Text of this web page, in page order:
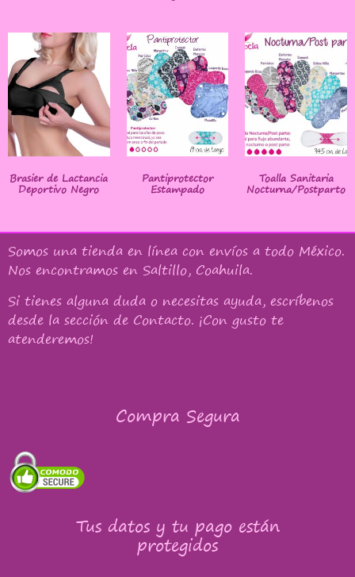
Brasier de Lactancia
Deportivo Negro
Pantiprotector
Estampado
Toalla Sanitaria
Nocturna/Postparto
Somos una tienda en línea con envíos a todo México.
Nos encontramos en Saltillo, Coahuila.
Si tienes alguna duda o necesitas ayuda, escríbenos
desde la sección de Contacto. ¡Con gusto te
atenderemos!
Compra Segura
Tus datos y tu pago están
protegidos